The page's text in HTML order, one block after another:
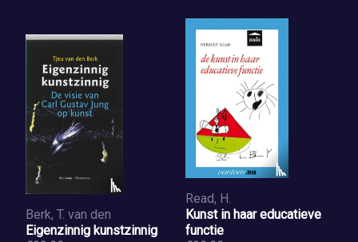
Berk, T. van den
Eigenzinnig kunstzinnig
Read, H.
Kunst in haar educatieve
functie